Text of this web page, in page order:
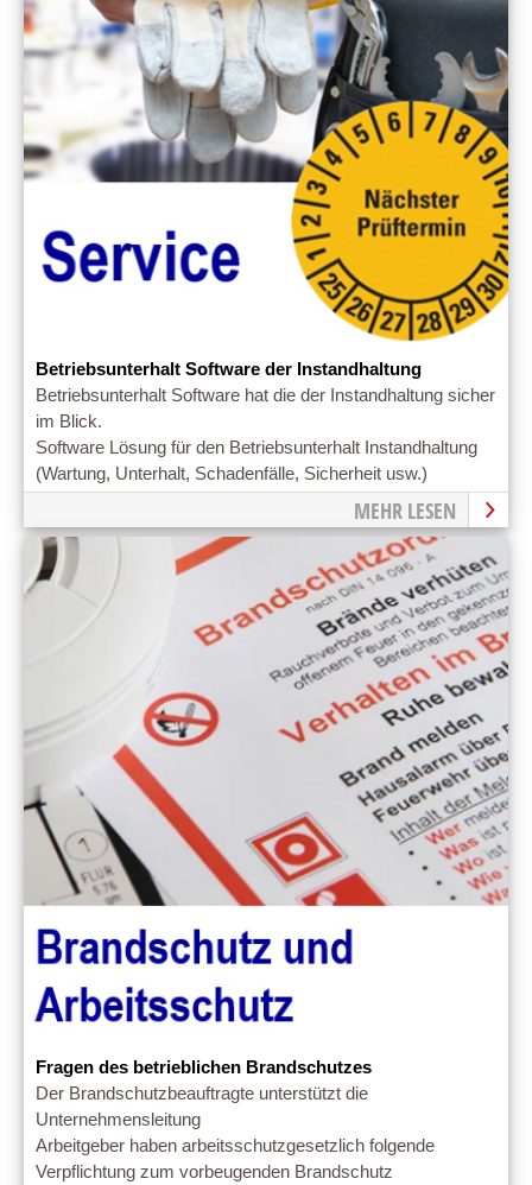
Betriebsunterhalt Software der Instandhaltung
Betriebsunterhalt Software hat die der Instandhaltung sicher
im Blick.
Software Lösung für den Betriebsunterhalt Instandhaltung
(Wartung, Unterhalt, Schadenfälle, Sicherheit usw.)
MEHR LESEN
Fragen des betrieblichen Brandschutzes
Der Brandschutzbeauftragte unterstützt die
Unternehmensleitung
Arbeitgeber haben arbeitsschutzgesetzlich folgende
Verpflichtung zum vorbeugenden Brandschutz